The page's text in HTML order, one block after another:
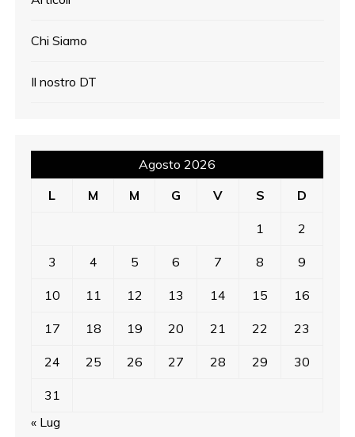
Chi Siamo
Il nostro DT
Agosto 2026
L
M M G V S D
1 2
3 4 5 6 7 8 9
10 11 12 13 14 15 16
17 18 19 20 21 22 23
24 25 26 27 28 29 30
31
« Lug